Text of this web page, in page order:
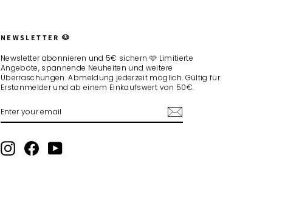
NEWSLETTER 🐶
Newsletter abonnieren und 5€ sichern 🩷 Limitierte
Angebote, spannende Neuheiten und weitere
Überraschungen. Abmeldung jederzeit möglich. Gültig für
Erstanmelder und ab einem Einkaufswert von 50€.
YOUR
EMAIL
InstagramFacebookYouTube